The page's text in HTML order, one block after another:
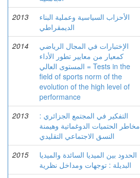
2013
الأحزاب السياسية وعملية البناء
الديمقراطي
2014
الإختبارات في المجال الرياضي
كمعيار من معايير تطور الأداء
المستوى العالي = Tests in the
field of sports norm of the
evolution of the high level of
performance
2013
التفكير في المجتمع الجزائري :
مخاطر الحتميات الدوغماتية وهيمنة
النسق الاجتماعي التقليدي
2015
الحدود بين الميديا السائدة والميديا
البديلة : توجهات ومداخل نظرية